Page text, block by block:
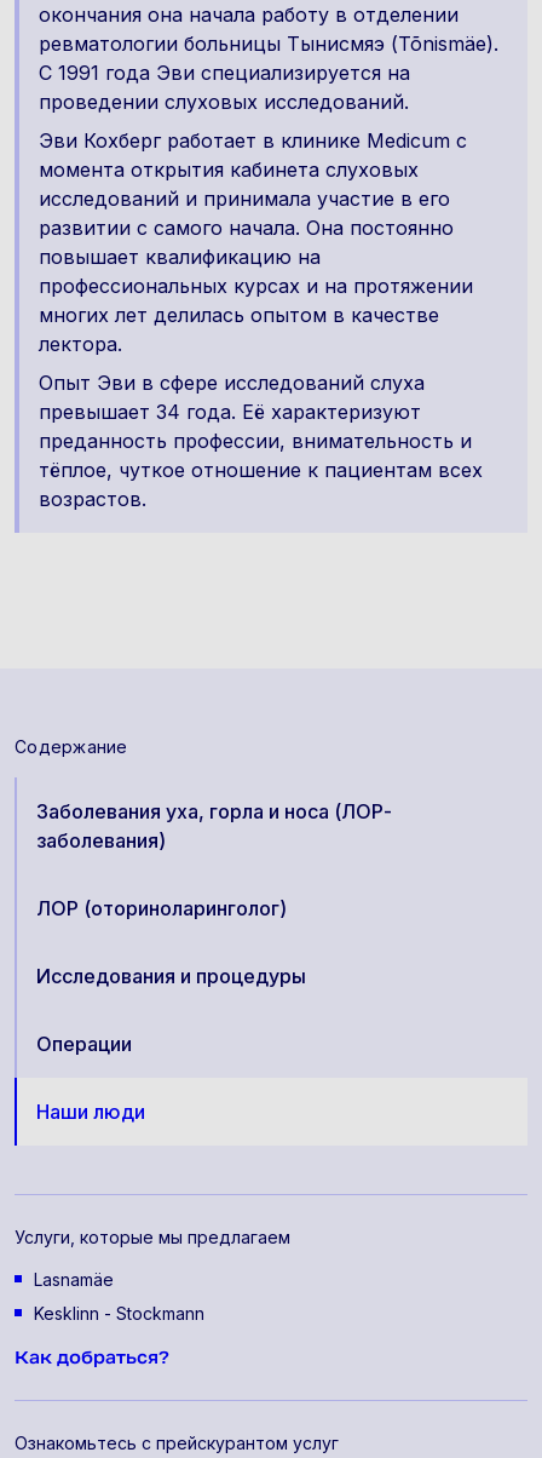
Содержание
Заболевания уха, горла и носа (ЛОР-
заболевания)
ЛОР (оториноларинголог)
Исследования и процедуры
Операции
Наши люди
Услуги, которые мы предлагаем
Lasnamäe
Kesklinn - Stockmann
Как добраться?
Ознакомьтесь с прейскурантом услуг
окончания она начала работу в отделении
ревматологии больницы Тынисмяэ (Tõnismäe).
С 1991 года Эви специализируется на
проведении слуховых исследований.
Эви Кохберг работает в клинике Medicum с
момента открытия кабинета слуховых
исследований и принимала участие в его
развитии с самого начала. Она постоянно
повышает квалификацию на
профессиональных курсах и на протяжении
многих лет делилась опытом в качестве
лектора.
Опыт Эви в сфере исследований слухa
превышает 34 года. Её характеризуют
преданность профессии, внимательность и
тёплое, чуткое отношение к пациентам всех
возрастов.